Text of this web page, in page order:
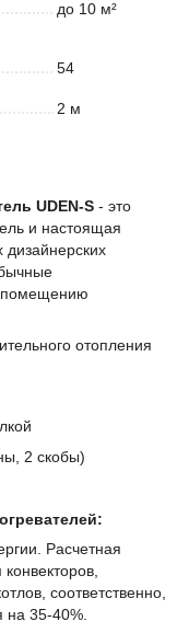
до 10 м²
54
2 м
UDEN-S - это
и настоящая
помещению
отопления
2 скобы)
Расчетная
соответственно,
на 35-40%.